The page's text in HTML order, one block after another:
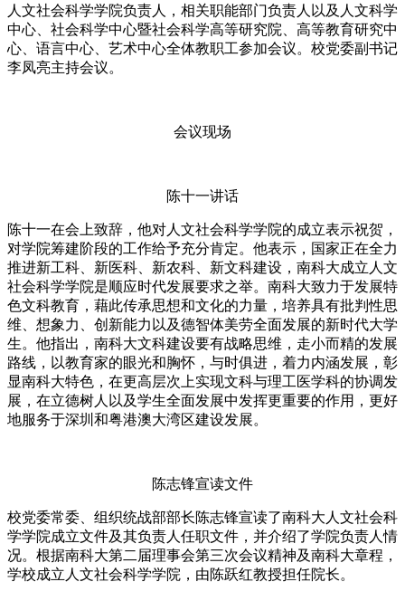
人文社会科学学院负责人，相关职能部门负责人以及人文科学
中心、社会科学中心暨社会科学高等研究院、高等教育研究中
心、语言中心、艺术中心全体教职工参加会议。校党委副书记
李凤亮主持会议。
会议现场
陈十一讲话
陈十一在会上致辞，他对人文社会科学学院的成立表示祝贺，
对学院筹建阶段的工作给予充分肯定。他表示，国家正在全力
推进新工科、新医科、新农科、新文科建设，南科大成立人文
社会科学学院是顺应时代发展要求之举。南科大致力于发展特
色文科教育，藉此传承思想和文化的力量，培养具有批判性思
维、想象力、创新能力以及德智体美劳全面发展的新时代大学
生。他指出，南科大文科建设要有战略思维，走小而精的发展
路线，以教育家的眼光和胸怀，与时俱进，着力内涵发展，彰
显南科大特色，在更高层次上实现文科与理工医学科的协调发
展，在立德树人以及学生全面发展中发挥更重要的作用，更好
地服务于深圳和粤港澳大湾区建设发展。
陈志锋宣读文件
校党委常委、组织统战部部长陈志锋宣读了南科大人文社会科
学学院成立文件及其负责人任职文件，并介绍了学院负责人情
况。根据南科大第二届理事会第三次会议精神及南科大章程，
学校成立人文社会科学学院，由陈跃红教授担任院长。